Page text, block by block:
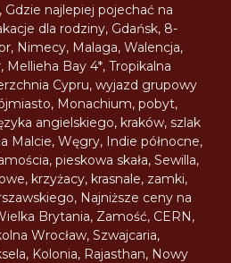
, Gdzie najlepiej pojechać na
dla rodziny, Gdańsk, 8-
, Nimecy, Malaga,Walencja,
, Mellieha Bay 4*,Tropikalna
Cypru,wyjazd grupowy
, Monachium,pobyt,
angielskiego, kraków,szlak
Malcie,Węgry, Indie północne,
,pieskowa skała,Sewilla,
, krzyżacy, krasnale, zamki,
, Najniższe ceny na
Brytania, Zamość, CERN,
Wrocław,Szwajcaria,
, Kolonia, Rajasthan, Nowy